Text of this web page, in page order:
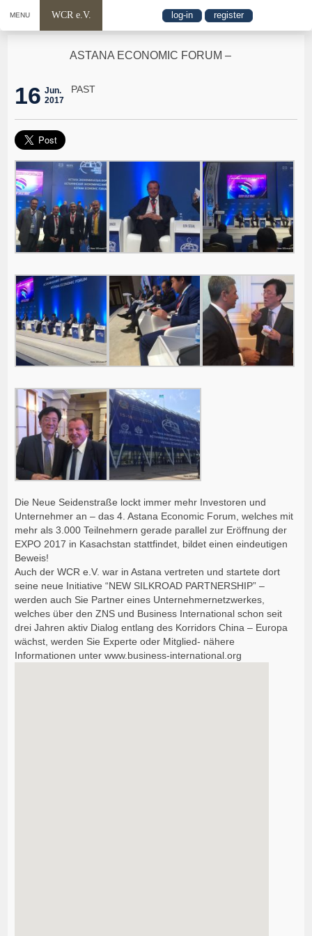
MENU WCR e.V. log-in register
ASTANA ECONOMIC FORUM –
16 Jun.
2017
PAST
Die Neue Seidenstraße lockt immer mehr Investoren und
Unternehmer an – das 4. Astana Economic Forum, welches mit
mehr als 3.000 Teilnehmern gerade parallel zur Eröffnung der
EXPO 2017 in Kasachstan stattfindet, bildet einen eindeutigen
Beweis!
Auch der WCR e.V. war in Astana vertreten und startete dort
seine neue Initiative “NEW SILKROAD PARTNERSHIP” –
werden auch Sie Partner eines Unternehmernetzwerkes,
welches über den ZNS und Business International schon seit
drei Jahren aktiv Dialog entlang des Korridors China – Europa
wächst, werden Sie Experte oder Mitglied- nähere
Informationen unter www.business-international.org